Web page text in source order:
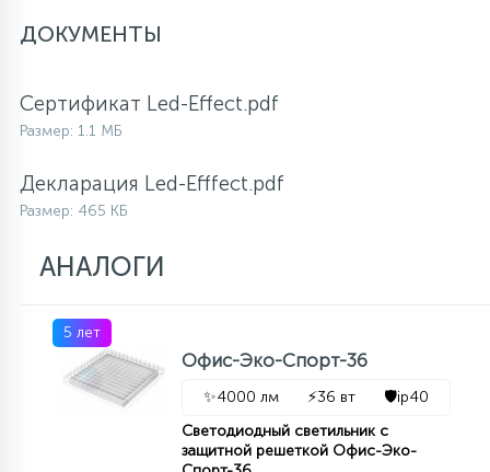
ДОКУМЕНТЫ
Сертификат Led-Effect.pdf
Размер: 1.1 МБ
Декларация Led-Efffect.pdf
Размер: 465 КБ
АНАЛОГИ
5 лет
Офис-Эко-Спорт-36
✨4000 лм ⚡36 вт 🛡️ip40
Светодиодный светильник с
защитной решеткой Офис-Эко-